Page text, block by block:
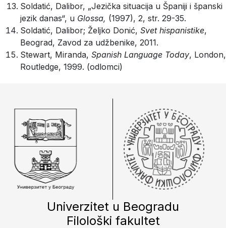
Soldatić, Dalibor, „Jezička situacija u Španiji i španski
jezik danas“, u Glossa, (1997), 2, str. 29-35.
Soldatić, Dalibor; Željko Donić, Svet hispanistike,
Beograd, Zavod za udžbenike, 2011.
Stewart, Miranda, Spanish Language Today, London,
Routledge, 1999. (odlomci)
Univerzitet u Beogradu
Filološki fakultet